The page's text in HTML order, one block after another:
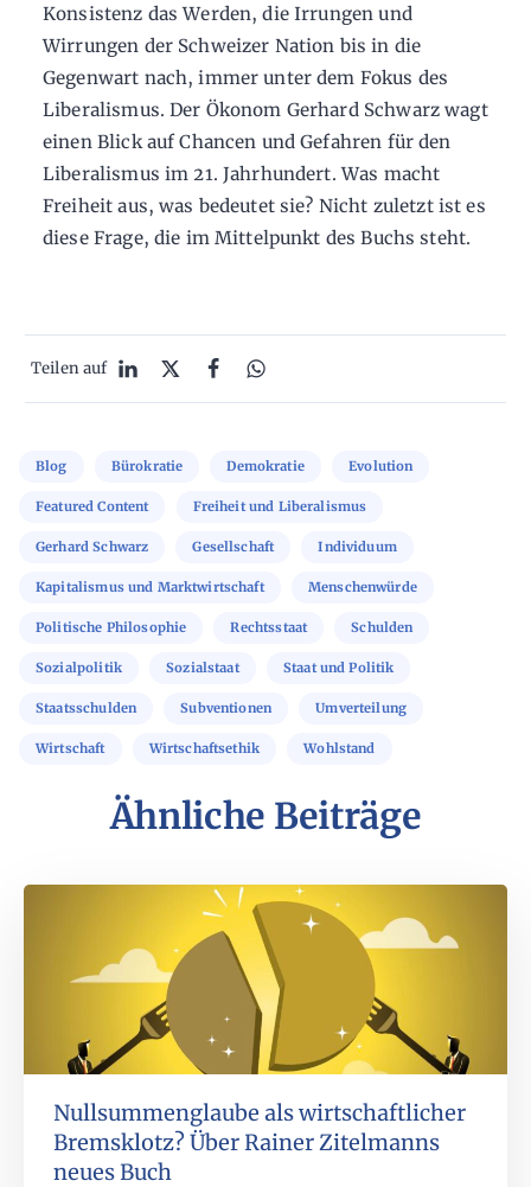
Konsistenz das Werden, die Irrungen und
Wirrungen der Schweizer Nation bis in die
Gegenwart nach, immer unter dem Fokus des
Liberalismus. Der Ökonom Gerhard Schwarz wagt
einen Blick auf Chancen und Gefahren für den
Liberalismus im 21. Jahrhundert. Was macht
Freiheit aus, was bedeutet sie? Nicht zuletzt ist es
diese Frage, die im Mittelpunkt des Buchs steht.
Teilen auf
Blog Bürokratie Demokratie Evolution
Featured Content Freiheit und Liberalismus
Gerhard Schwarz Gesellschaft Individuum
Kapitalismus und Marktwirtschaft Menschenwürde
Politische Philosophie Rechtsstaat Schulden
Sozialpolitik Sozialstaat Staat und Politik
Staatsschulden Subventionen Umverteilung
Wirtschaft Wirtschaftsethik Wohlstand
Ähnliche Beiträge
Nullsummenglaube als wirtschaftlicher
Bremsklotz? Über Rainer Zitelmanns
neues Buch